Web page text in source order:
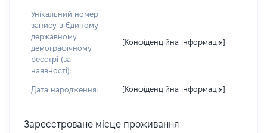
Унікальний номер
запису в Єдиному
державному
демографічному
реєстрі (за
наявності):
[Конфіденційна інформація]
Дата народження: [Конфіденційна інформація]
Зареєстроване місце проживання